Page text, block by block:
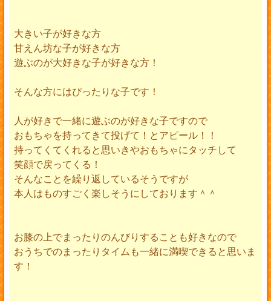
大きい子が好きな方
甘えん坊な子が好きな方
遊ぶのが大好きな子が好きな方！
そんな方にはぴったりな子です！
人が好きで一緒に遊ぶのが好きな子ですので
おもちゃを持ってきて投げて！とアピール！！
持ってくてくれると思いきやおもちゃにタッチして
笑顔で戻ってくる！
そんなことを繰り返しているそうですが
本人はものすごく楽しそうにしております＾＾
お膝の上でまったりのんびりすることも好きなので
おうちでのまったりタイムも一緒に満喫できると思いま
す！